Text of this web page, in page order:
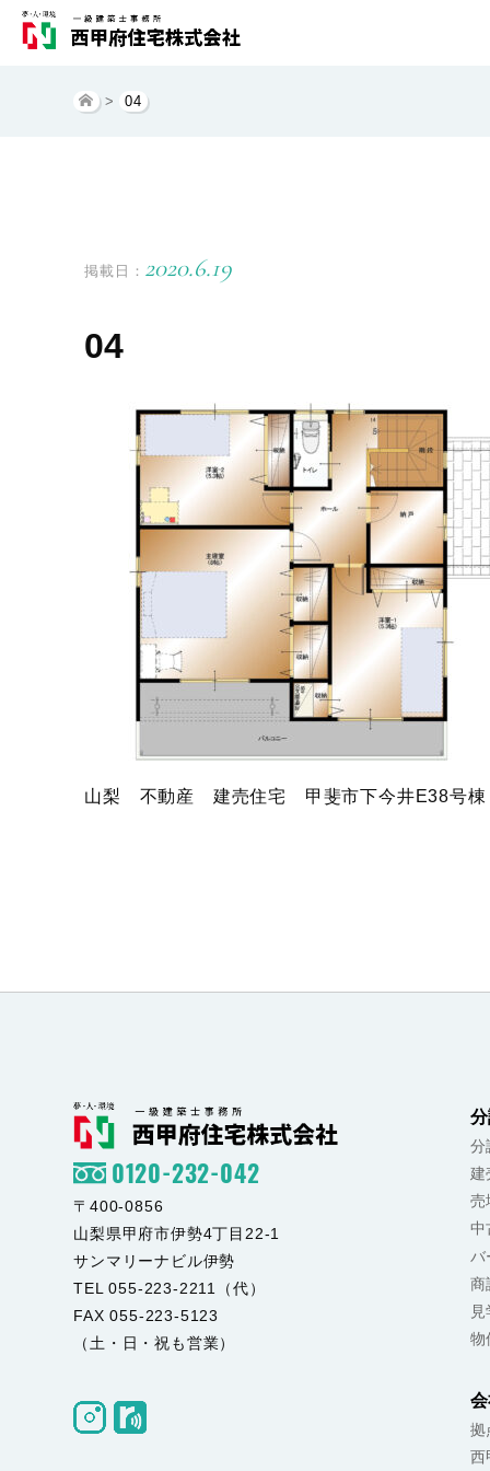
> 04
掲載日： 2020.6.19
04
山梨 不動産 建売住宅 甲斐市下今井E38号
分
建
売
中
バ
商
物
拠
西
0120-232-042
〒400-0856
山梨県甲府市伊勢4丁目22-1
サンマリーナビル伊勢
TEL 055-223-2211（代）
FAX 055-223-5123
（土・日・祝も営業）